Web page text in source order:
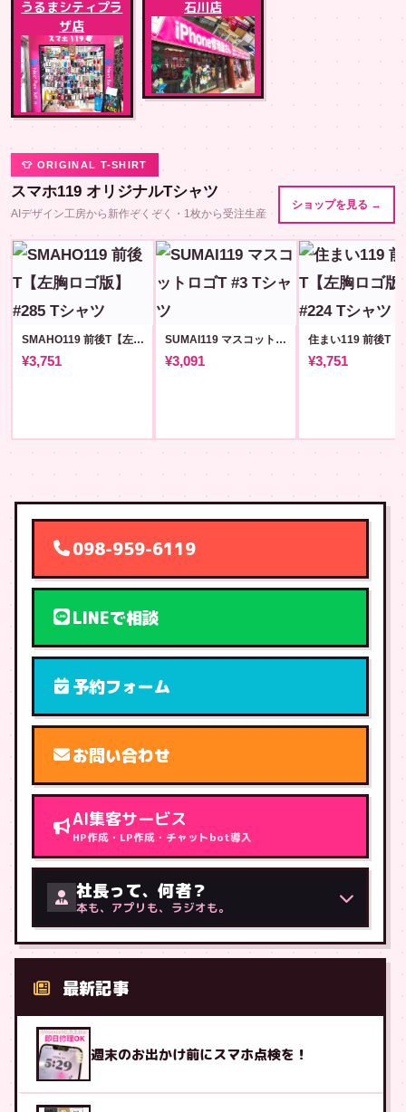
うるまシティプラ
ザ店
石川店
👕 ORIGINAL T-SHIRT
スマホ119 オリジナルTシャツ
AIデザイン工房から新作ぞくぞく・1枚から受注生産
ショップを見る →
SMAHO119 前後T【左胸ロゴ版】#285
¥3,751
SUMAI119 マスコットロゴT #3
¥3,091 ¥3,751
098-959-6119
LINEで相談
予約フォーム
お問い合わせ
AI集客サービス
HP作成・LP作成・チャットbot導入
社長って、何者？
本も、アプリも、ラジオも。
最新記事
週末のお出かけ前にスマホ点検を！